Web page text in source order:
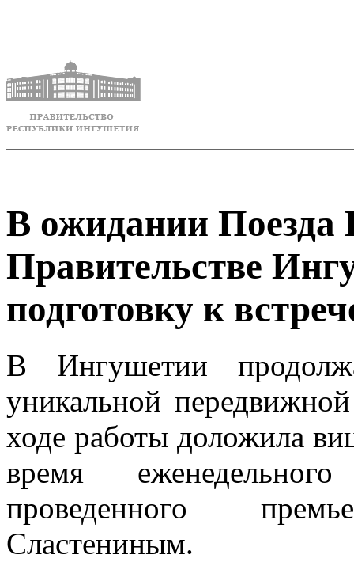
В ожидании Поезда
Правительстве
подготовку к
В Ингушетии
уникальной
ходе работы доложила
время
проведенного
Сластениным.